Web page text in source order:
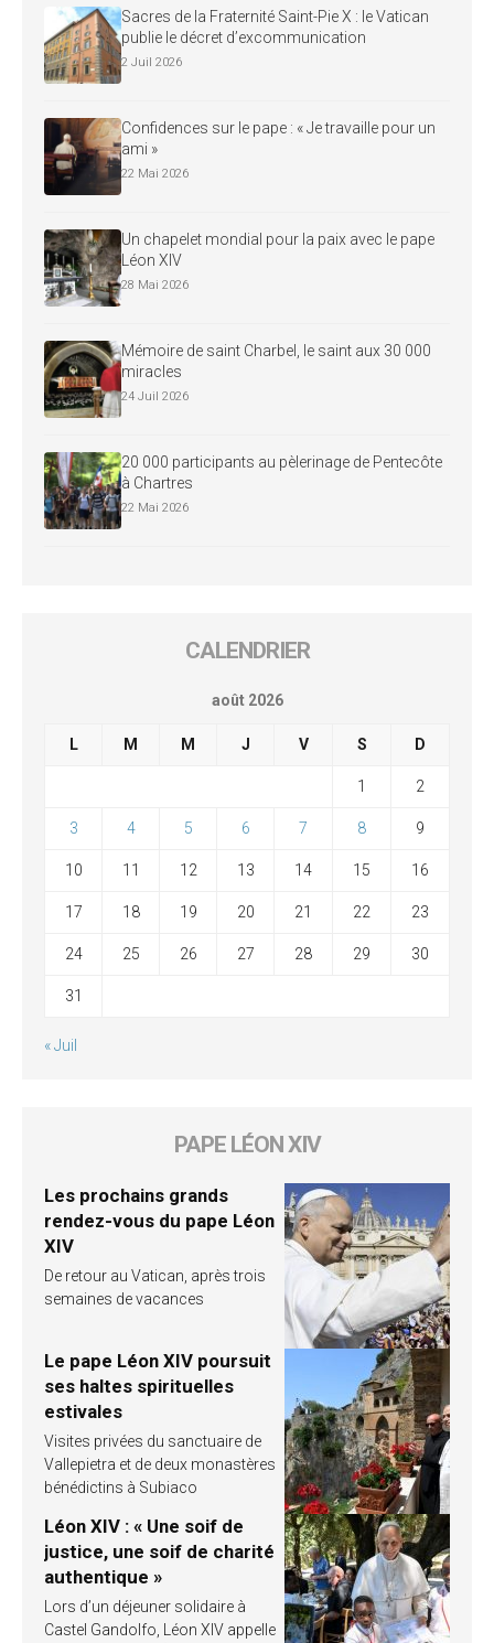
Sacres de la Fraternité Saint-Pie X : le Vatican
publie le décret d’excommunication
2 Juil 2026
Confidences sur le pape : « Je travaille pour un
ami »
22 Mai 2026
Un chapelet mondial pour la paix avec le pape
Léon XIV
28 Mai 2026
Mémoire de saint Charbel, le saint aux 30 000
miracles
24 Juil 2026
20 000 participants au pèlerinage de Pentecôte
à Chartres
22 Mai 2026
CALENDRIER
août 2026
L M M J V S D
1 2
3 4 5 6 7 8 9
10 11 12 13 14 15 16
17 18 19 20 21 22 23
24 25 26 27 28 29 30
31
« Juil
PAPE LÉON XIV
Les prochains grands
rendez-vous du pape Léon
XIV
De retour au Vatican, après trois
semaines de vacances
Le pape Léon XIV poursuit
ses haltes spirituelles
estivales
Visites privées du sanctuaire de
Vallepietra et de deux monastères
bénédictins à Subiaco
Léon XIV : « Une soif de
justice, une soif de charité
authentique »
Lors d’un déjeuner solidaire à
Castel Gandolfo, Léon XIV appelle